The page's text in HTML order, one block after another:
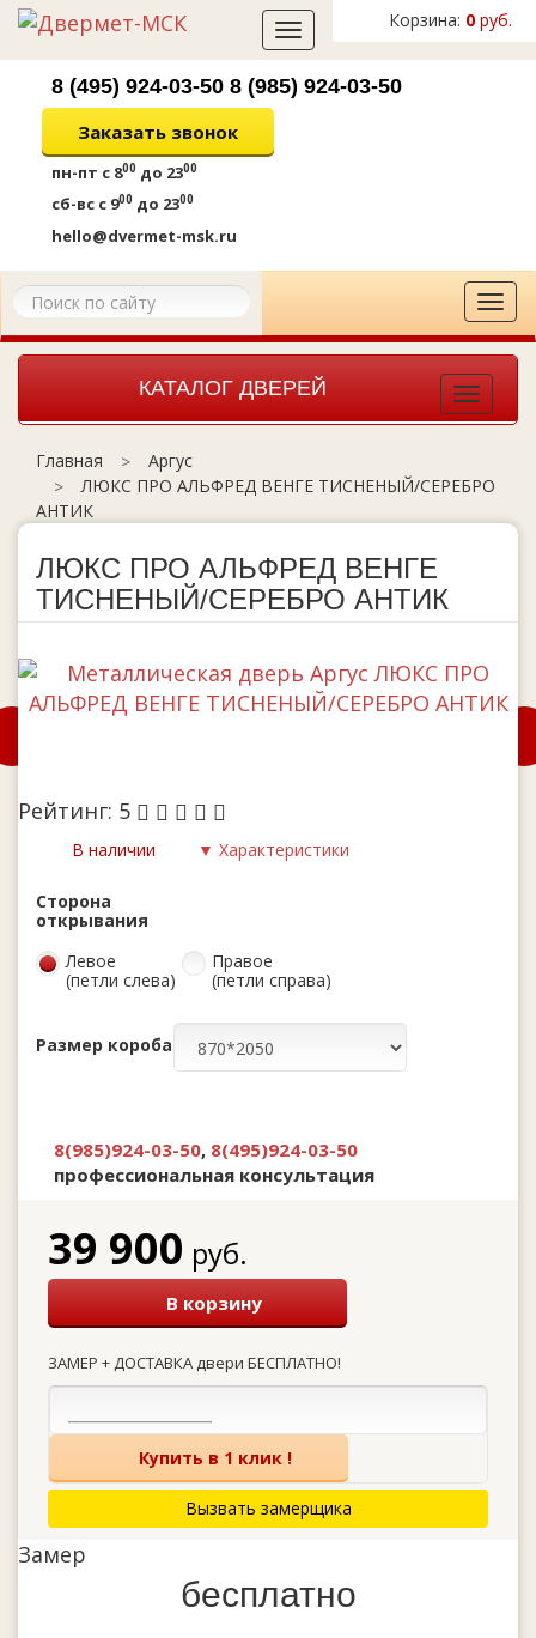
Корзина: 0 руб.
Toggle
navigation
8 (495) 924-03-50 8 (985) 924-03-50
Заказать звонок
пн-пт с 800 до 2300
сб-вс с 900 до 2300
hello@dvermet-msk.ru
КАТАЛОГ ДВЕРЕЙ
Toggle
Главная
Аргус
ЛЮКС ПРО АЛЬФРЕД ВЕНГЕ ТИСНЕНЫЙ/СЕРЕБРО
АНТИК
ЛЮКС ПРО АЛЬФРЕД ВЕНГЕ
ТИСНЕНЫЙ/СЕРЕБРО АНТИК
Рейтинг: 5
В наличии ▼ Характеристики
Сторона
открывания
Левое
(петли слева)
Правое
(петли справа)
Размер короба
8(985)924-03-50, 8(495)924-03-50
профессиональная консультация
39 900 руб.
В корзину
ЗАМЕР + ДОСТАВКА двери БЕСПЛАТНО!
Купить в 1 клик !
Вызвать замерщика
Замер
бесплатно